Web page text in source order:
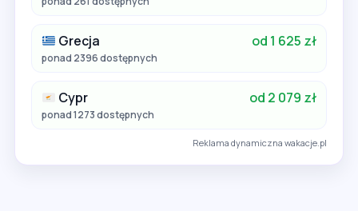
Grecja od 1 625 zł
ponad 2396 dostępnych
Cypr od 2 079 zł
ponad 1273 dostępnych
Reklama dynamiczna wakacje.pl